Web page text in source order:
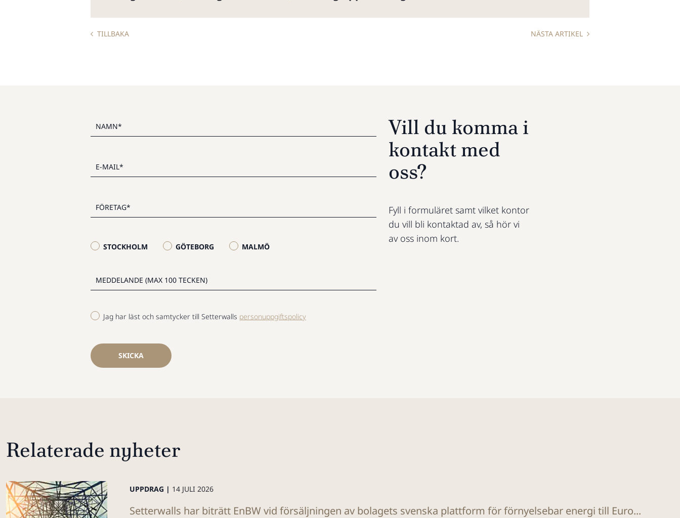
TILLBAKA NÄSTA ARTIKEL
STOCKHOLM GÖTEBORG MALMÖ
Jag har läst och samtycker till Setterwalls personuppgiftspolicy
SKICKA
Vill du komma i
kontakt med
oss?
Fyll i formuläret samt vilket kontor
du vill bli kontaktad av, så hör vi
av oss inom kort.
Relaterade nyheter
UPPDRAG | 14 JULI 2026
Setterwalls har biträtt EnBW vid försäljningen av bolagets svenska plattform för förnyelsebar energi till Euro...